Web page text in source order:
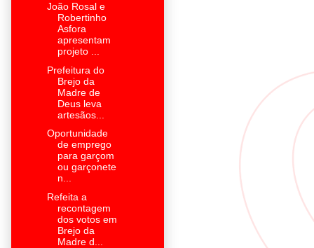
João Rosal e
Robertinho
Asfora
apresentam
projeto ...
Prefeitura do
Brejo da
Madre de
Deus leva
artesãos...
Oportunidade
de emprego
para garçom
ou garçonete
n...
Refeita a
recontagem
dos votos em
Brejo da
Madre d...